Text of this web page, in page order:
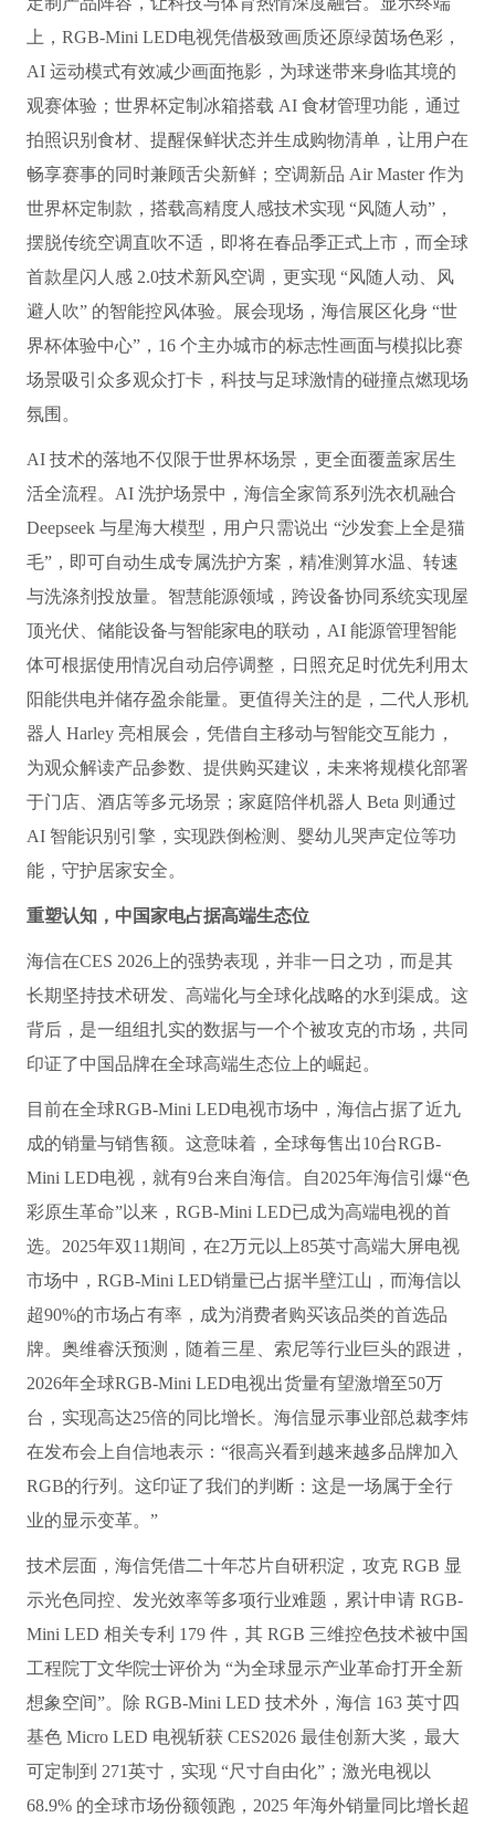
上，RGB-Mini LED电视凭借极致画质还原绿茵场色彩，
AI 运动模式有效减少画面拖影，为球迷带来身临其境的
观赛体验；世界杯定制冰箱搭载 AI 食材管理功能，通过
拍照识别食材、提醒保鲜状态并生成购物清单，让用户在
畅享赛事的同时兼顾舌尖新鲜；空调新品 Air Master 作为
世界杯定制款，搭载高精度人感技术实现 “风随人动”，
摆脱传统空调直吹不适，即将在春品季正式上市，而全球
首款星闪人感 2.0技术新风空调，更实现 “风随人动、风
避人吹” 的智能控风体验。展会现场，海信展区化身 “世
界杯体验中心”，16 个主办城市的标志性画面与模拟比赛
场景吸引众多观众打卡，科技与足球激情的碰撞点燃现场
氛围。
AI 技术的落地不仅限于世界杯场景，更全面覆盖家居生
活全流程。AI 洗护场景中，海信全家筒系列洗衣机融合
Deepseek 与星海大模型，用户只需说出 “沙发套上全是猫
毛”，即可自动生成专属洗护方案，精准测算水温、转速
与洗涤剂投放量。智慧能源领域，跨设备协同系统实现屋
顶光伏、储能设备与智能家电的联动，AI 能源管理智能
体可根据使用情况自动启停调整，日照充足时优先利用太
阳能供电并储存盈余能量。更值得关注的是，二代人形机
器人 Harley 亮相展会，凭借自主移动与智能交互能力，
为观众解读产品参数、提供购买建议，未来将规模化部署
于门店、酒店等多元场景；家庭陪伴机器人 Beta 则通过
AI 智能识别引擎，实现跌倒检测、婴幼儿哭声定位等功
能，守护居家安全。
重塑认知，中国家电占据高端生态位
海信在CES 2026上的强势表现，并非一日之功，而是其
长期坚持技术研发、高端化与全球化战略的水到渠成。这
背后，是一组组扎实的数据与一个个被攻克的市场，共同
印证了中国品牌在全球高端生态位上的崛起。
目前在全球RGB-Mini LED电视市场中，海信占据了近九
成的销量与销售额。这意味着，全球每售出10台RGB-
Mini LED电视，就有9台来自海信。自2025年海信引爆“色
彩原生革命”以来，RGB-Mini LED已成为高端电视的首
选。2025年双11期间，在2万元以上85英寸高端大屏电视
市场中，RGB-Mini LED销量已占据半壁江山，而海信以
超90%的市场占有率，成为消费者购买该品类的首选品
牌。奥维睿沃预测，随着三星、索尼等行业巨头的跟进，
2026年全球RGB-Mini LED电视出货量有望激增至50万
台，实现高达25倍的同比增长。海信显示事业部总裁李炜
在发布会上自信地表示：“很高兴看到越来越多品牌加入
RGB的行列。这印证了我们的判断：这是一场属于全行
业的显示变革。”
技术层面，海信凭借二十年芯片自研积淀，攻克 RGB 显
示光色同控、发光效率等多项行业难题，累计申请 RGB-
Mini LED 相关专利 179 件，其 RGB 三维控色技术被中国
工程院丁文华院士评价为 “为全球显示产业革命打开全新
想象空间”。除 RGB-Mini LED 技术外，海信 163 英寸四
基色 Micro LED 电视斩获 CES2026 最佳创新大奖，最大
可定制到 271英寸，实现 “尺寸自由化”；激光电视以
68.9% 的全球市场份额领跑，2025 年海外销量同比增长超